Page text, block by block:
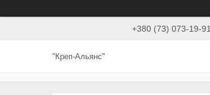
+380 (73) 073-19-91
"Креп-Альянс"